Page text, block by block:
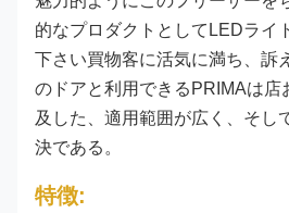
的なプロダクトとしてLEDライ
下さい買物客に活気に満ち、訴
のドアと利用できるPRIMAは店
及した、適用範囲が広く、そし
決である。
特徴: